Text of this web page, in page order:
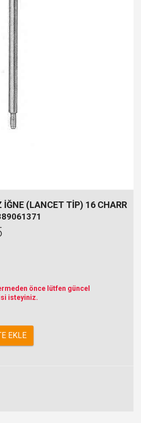
İĞNE (LANCET TİP) 16 CHARR
önce lütfen güncel
isteyiniz.
EKLE